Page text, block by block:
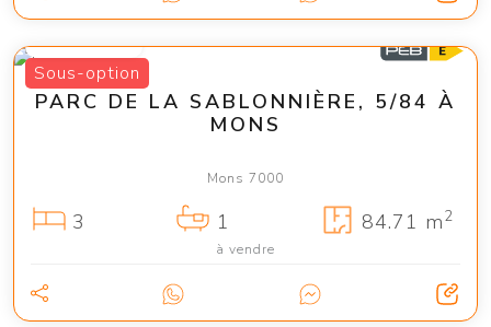
Sous-option
PARC DE LA SABLONNIÈRE, 5/84 À
MONS
Mons 7000
3 1 84.71 m2
à vendre